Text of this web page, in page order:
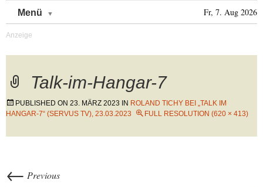
Menü Fr, 7. Aug 2026
Talk-im-Hangar-7
PUBLISHED ON 23. MÄRZ 2023 IN ROLAND TICHY BEI „TALK IM
HANGAR-7“ (SERVUS TV), 23.03.2023
FULL RESOLUTION (620 × 413)
← Previous